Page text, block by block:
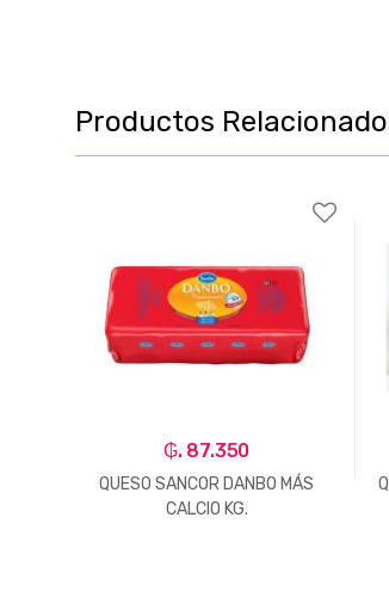
Productos
₲. 87.350
QUESO SANCOR DANBO MÁS
CALCIO KG.